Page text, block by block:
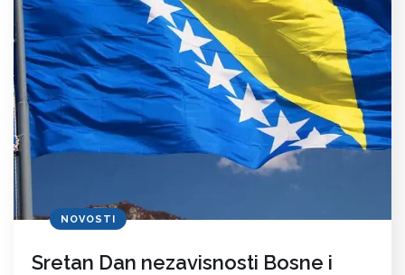
NOVOSTI
Sretan Dan nezavisnosti Bosne i